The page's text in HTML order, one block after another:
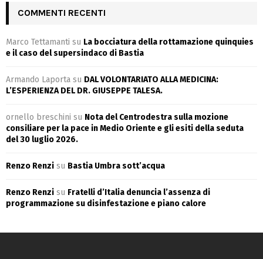
COMMENTI RECENTI
Marco Tettamanti su La bocciatura della rottamazione quinquies
e il caso del supersindaco di Bastia
Armando Laporta su DAL VOLONTARIATO ALLA MEDICINA:
L’ESPERIENZA DEL DR. GIUSEPPE TALESA.
ornello breschini su Nota del Centrodestra sulla mozione
consiliare per la pace in Medio Oriente e gli esiti della seduta
del 30 luglio 2026.
Renzo Renzi su Bastia Umbra sott’acqua
Renzo Renzi su Fratelli d’Italia denuncia l’assenza di
programmazione su disinfestazione e piano calore